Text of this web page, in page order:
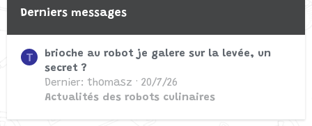
Commencé par Marion
Réponses: 1
Monsieur Cuisine Connect
V Général
Bruit thermostat companion
Derniers messages
T
brioche au robot je galere sur la levée, un
secret ?
Dernier: thomasz
20/7/26
Actualités des robots culinaires